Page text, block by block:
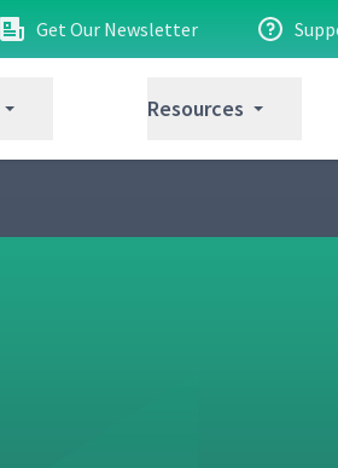
Get Our Newsletter
Resources